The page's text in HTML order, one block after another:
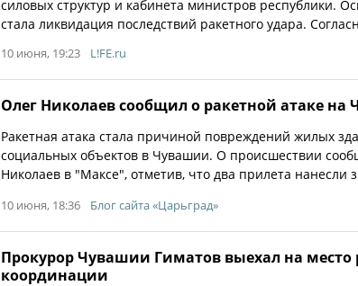
силовых структур и кабинета министров республики.
стала ликвидация последствий ракетного удара.
10 июня, 19:23 L!FE.ru
Олег Николаев сообщил о ракетной атаке на
Ракетная атака стала причиной повреждений жилых
социальных объектов в Чувашии. О происшествии
Николаев в "Максе", отметив, что два прилета нанесли
10 июня, 18:36 Блог сайта «Царьград»
Прокурор Чувашии Гиматов выехал на место
координации